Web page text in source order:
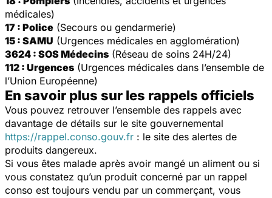
médicales)
17 : Police (Secours ou gendarmerie)
15 : SAMU (Urgences médicales en agglomération)
3624 : SOS Médecins (Réseau de soins 24H/24)
112 : Urgences (Urgences médicales dans l’ensemble de
l’Union Européenne)
En savoir plus sur les rappels officiels
Vous pouvez retrouver l’ensemble des rappels avec
davantage de détails sur le site gouvernemental
https://rappel.conso.gouv.fr : le site des alertes de
produits dangereux.
Si vous êtes malade après avoir mangé un aliment ou si
vous constatez qu’un produit concerné par un rappel
conso est toujours vendu par un commerçant, vous